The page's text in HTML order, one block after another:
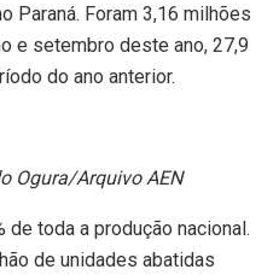
Paraná. Foram 3,16 milhões
e setembro deste ano, 27,9
do ano anterior.
Ogura/Arquivo AEN
de toda a produção nacional.
de unidades abatidas